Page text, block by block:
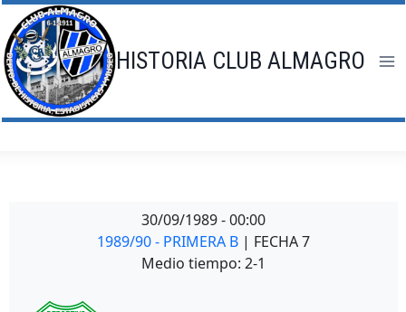
Saltar
al
contenido
HISTORIA CLUB ALMAGRO
30/09/1989 - 00:00
1989/90 - PRIMERA B | FECHA 7
Medio tiempo: 2-1